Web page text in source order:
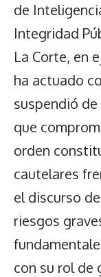
de
Integridad
La Corte, en
ha actuado
suspendió
que
orden
cautelares
el discurso
riesgos
con su rol de